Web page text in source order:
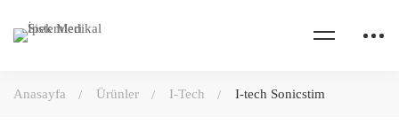
Anasayfa Ürünler I-Tech I-tech Sonicstim